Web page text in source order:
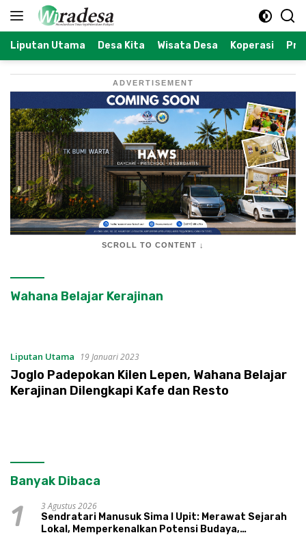
Langsung
Liputan Utama Desa Kita Wisata Desa Koperasi
ADVERTISEMENT
SCROLL TO CONTENT ↓
Wahana Belajar Kerajinan
Liputan Utama 19 Januari 2023
Joglo Padepokan Kilen Lepen, Wahana Belajar
Kerajinan Dilengkapi Kafe dan Resto
Banyak Dibaca
1
3 Agustus 2026
Sendratari Manusuk Sima I Upit: Merawat Sejarah
Lokal, Memperkenalkan Potensi Budaya,